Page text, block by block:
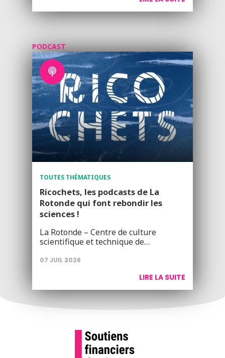
PODCAST
TOUTES THÉMATIQUES
Ricochets, les podcasts de La
Rotonde qui font rebondir les
sciences !
La Rotonde – Centre de culture
scientifique et technique de…
07 JUIL 2026
LIRE LA SUITE